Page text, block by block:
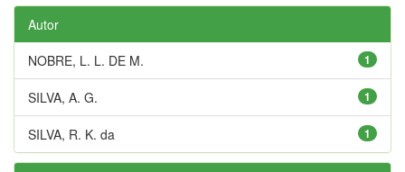
Autor
1
NOBRE, L. L. DE M.
1
SILVA, A. G.
1
SILVA, R. K. da